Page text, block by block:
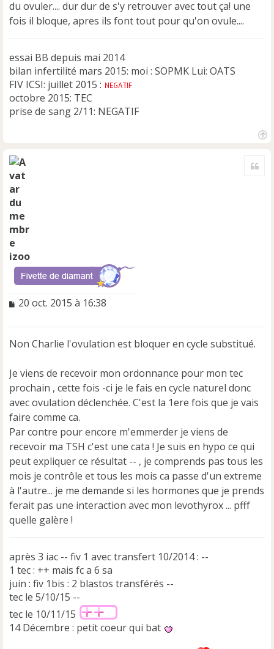
g
e
n
l
u
du ovuler.... dur dur de s'y retrouver avec tout ça! une
fois il bloque, apres ils font tout pour qu'on ovule....
essai BB depuis mai 2014
bilan infertilité mars 2015: moi : SOPMK Lui: OATS
FIV ICSI: juillet 2015 :
octobre 2015: TEC
prise de sang 2/11: NEGATIF
izoo
M
s
a
e
n
o
n
l
u
20 oct. 2015 à 16:38
Non Charlie l'ovulation est bloquer en cycle substitué.
Je viens de recevoir mon ordonnance pour mon tec
prochain , cette fois -ci je le fais en cycle naturel donc
avec ovulation déclenchée. C'est la 1ere fois que je vais
faire comme ca.
Par contre pour encore m'emmerder je viens de
recevoir ma TSH c'est une cata ! Je suis en hypo ce qui
peut expliquer ce résultat -- , je comprends pas tous les
mois je contrôle et tous les mois ca passe d'un extreme
à l'autre... je me demande si les hormones que je prends
ferait pas une interaction avec mon levothyrox ... pfff
quelle galère !
après 3 iac -- fiv 1 avec transfert 10/2014 : --
1 tec : ++ mais fc a 6 sa
juin : fiv 1bis : 2 blastos transférés --
tec le 5/10/15 --
tec le 10/11/15
14 Décembre : petit coeur qui bat